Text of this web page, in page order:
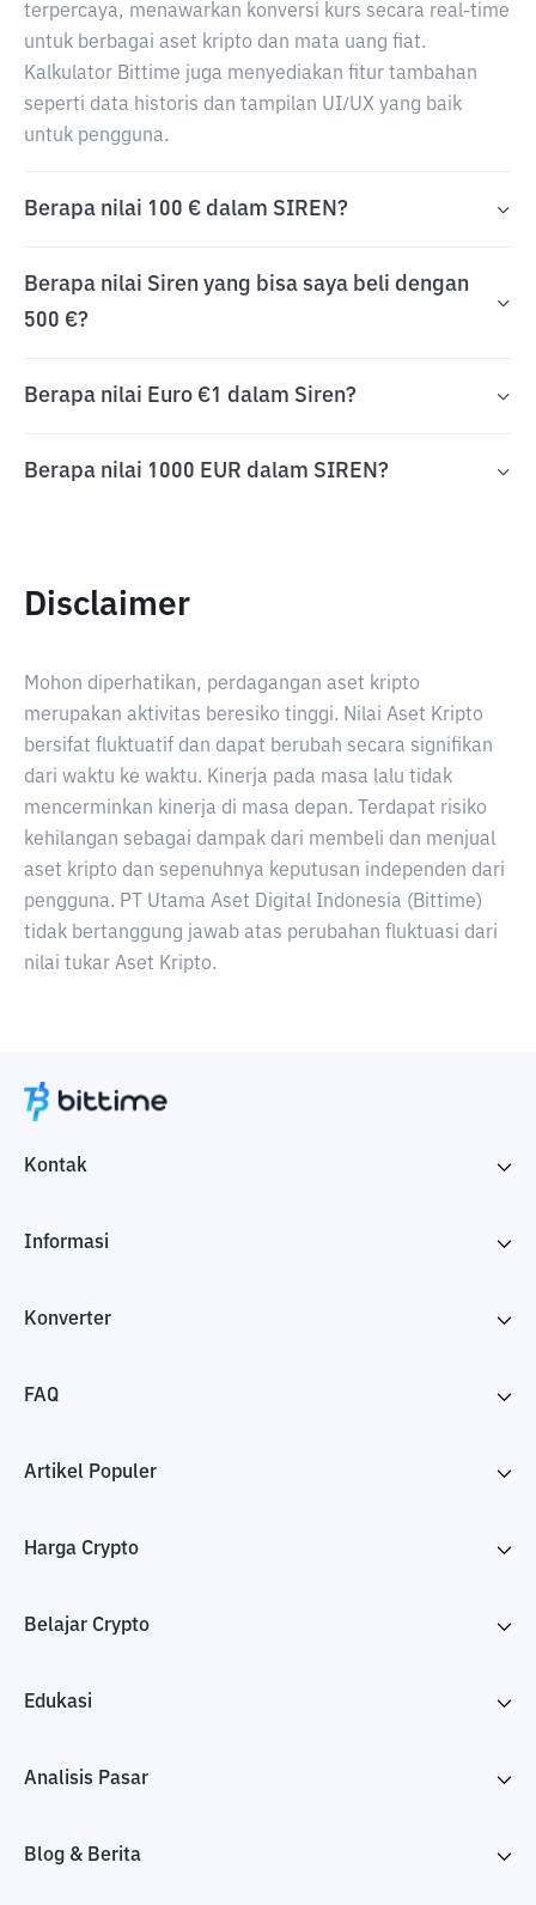
terpercaya, menawarkan konversi kurs secara real-time
untuk berbagai aset kripto dan mata uang fiat.
Kalkulator Bittime juga menyediakan fitur tambahan
seperti data historis dan tampilan UI/UX yang baik
untuk pengguna.
Berapa nilai 100 € dalam SIREN?
Berapa nilai Siren yang bisa saya beli dengan
500 €?
Berapa nilai Euro €1 dalam Siren?
Berapa nilai 1000 EUR dalam SIREN?
Disclaimer
Mohon diperhatikan, perdagangan aset kripto
merupakan aktivitas beresiko tinggi. Nilai Aset Kripto
bersifat fluktuatif dan dapat berubah secara signifikan
dari waktu ke waktu. Kinerja pada masa lalu tidak
mencerminkan kinerja di masa depan. Terdapat risiko
kehilangan sebagai dampak dari membeli dan menjual
aset kripto dan sepenuhnya keputusan independen dari
pengguna. PT Utama Aset Digital Indonesia (Bittime)
tidak bertanggung jawab atas perubahan fluktuasi dari
nilai tukar Aset Kripto.
Kontak
Informasi
Konverter
FAQ
Artikel Populer
Harga Crypto
Belajar Crypto
Edukasi
Analisis Pasar
Blog & Berita